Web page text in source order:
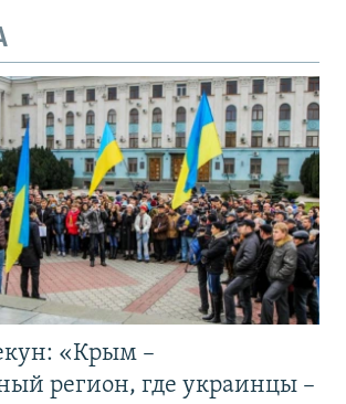
«Крым –
регион, где украинцы –